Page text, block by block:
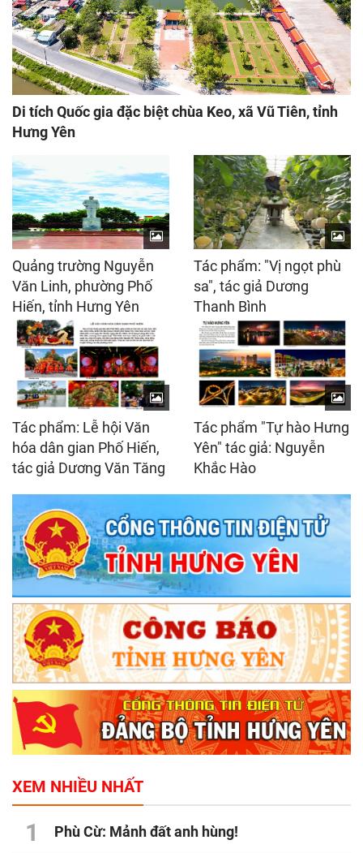
Di tích Quốc gia đặc biệt chùa Keo, xã Vũ Tiên, tỉnh
Hưng Yên
Quảng trường Nguyễn
Văn Linh, phường Phố
Hiến, tỉnh Hưng Yên
Tác phẩm: "Vị ngọt phù
sa", tác giả Dương
Thanh Bình
Tác phẩm: Lễ hội Văn
hóa dân gian Phố Hiến,
tác giả Dương Văn Tăng
Tác phẩm "Tự hào Hưng
Yên" tác giả: Nguyễn
Khắc Hào
XEM NHIỀU NHẤT
1 Phù Cừ: Mảnh đất anh hùng!